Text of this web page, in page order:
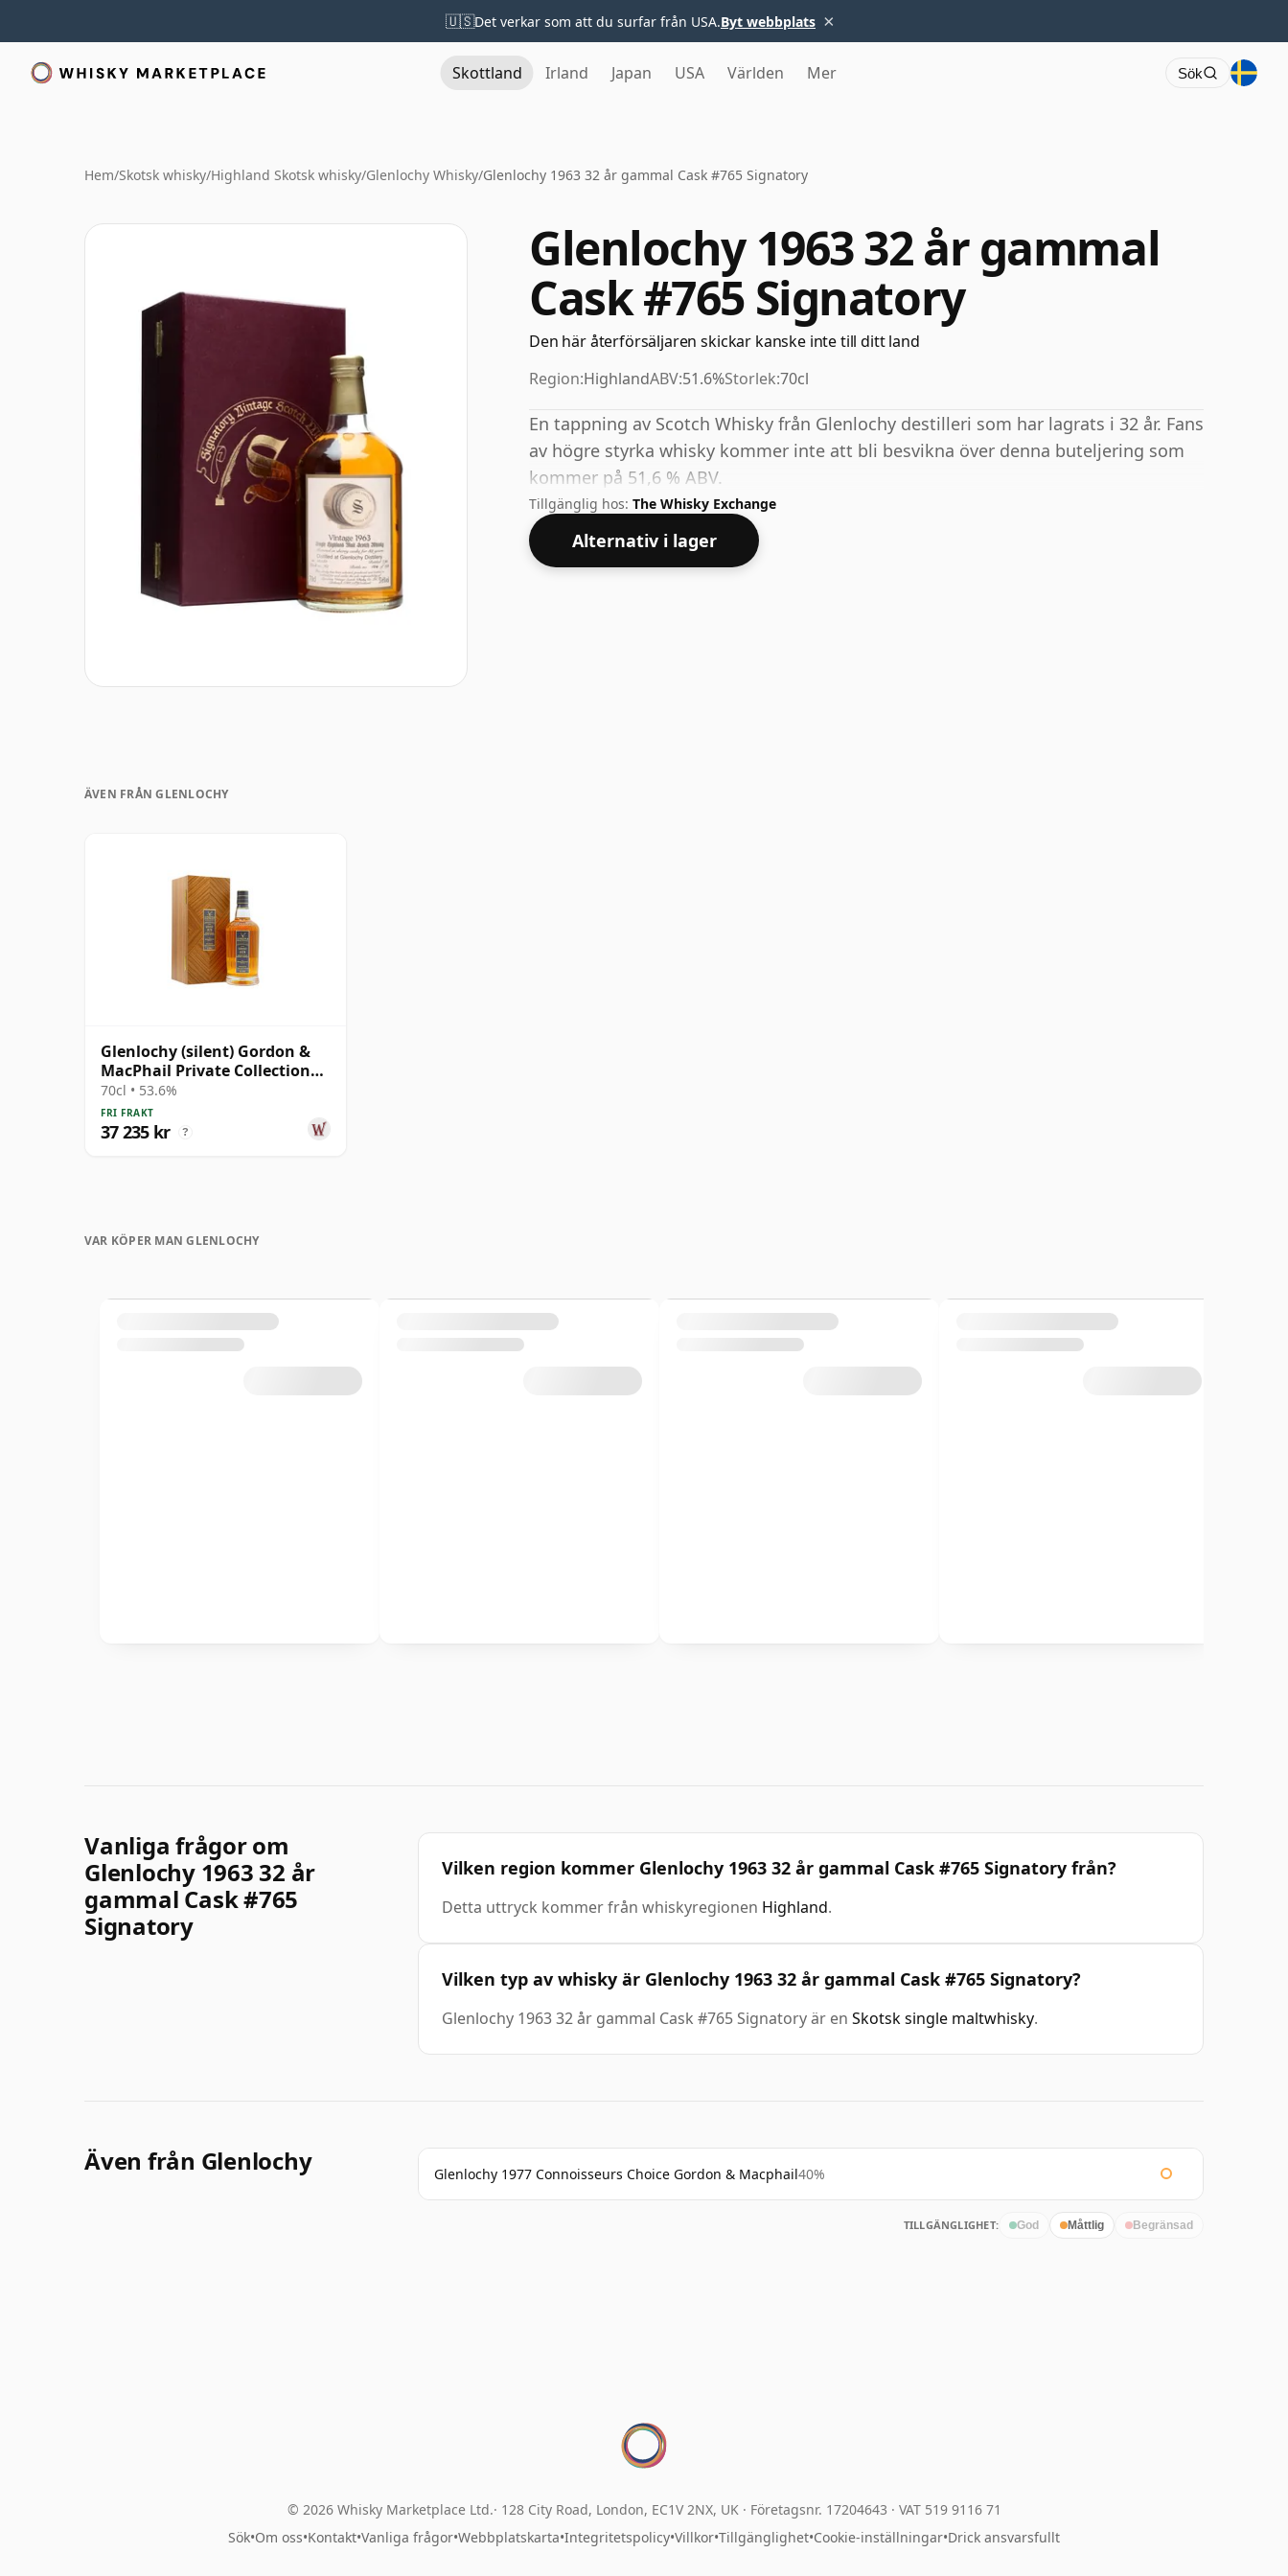
🇺🇸Det verkar som att du surfar från USA.Byt webbplats ×
Skottland Irland Japan USA Världen Mer Sök
Hem/Skotsk whisky/Highland Skotsk whisky/Glenlochy Whisky/Glenlochy 1963 32 år gammal Cask #765 Signatory
Glenlochy 1963 32 år gammal
Cask #765 Signatory
Den här återförsäljaren skickar kanske inte till ditt land
Region:HighlandABV:51.6%Storlek:70cl
En tappning av Scotch Whisky från Glenlochy destilleri som har lagrats i 32 år. Fans
av högre styrka whisky kommer inte att bli besvikna över denna buteljering som
kommer på 51,6 % ABV.
Tillgänglig hos: The Whisky Exchange
Alternativ i lager
ÄVEN FRÅN GLENLOCHY
Glenlochy (silent) Gordon &
MacPhail Private Collection
Single Cask # 1979 43 år
gammal
70cl • 53.6%
FRI FRAKT
37 235 kr ?
VAR KÖPER MAN GLENLOCHY
Vanliga frågor om
Glenlochy 1963 32 år
gammal Cask #765
Signatory
Vilken region kommer Glenlochy 1963 32 år gammal Cask #765 Signatory från?
Detta uttryck kommer från whiskyregionen Highland.
Vilken typ av whisky är Glenlochy 1963 32 år gammal Cask #765 Signatory?
Glenlochy 1963 32 år gammal Cask #765 Signatory är en Skotsk single maltwhisky.
Även från Glenlochy Glenlochy 1977 Connoisseurs Choice Gordon & Macphail40%
TILLGÄNGLIGHET: God Måttlig Begränsad
© 2026 Whisky Marketplace Ltd. 128 City Road, London, EC1V 2NX, UK · Företagsnr. 17204643 · VAT 519 9116 71
Sök•Om oss•Kontakt•Vanliga frågor•Webbplatskarta•Integritetspolicy•Villkor•Tillgänglighet•Cookie-inställningar•Drick ansvarsfullt